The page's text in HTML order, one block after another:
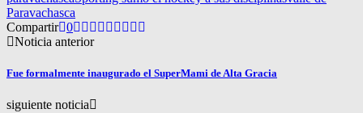
Paravachasca
Compartir 0
Noticia anterior
Fue formalmente inaugurado el SuperMami de Alta Gracia
siguiente noticia